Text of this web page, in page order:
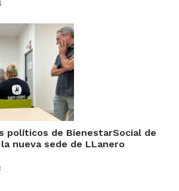
políticos de BienestarSocial de
nueva sede de LLanero